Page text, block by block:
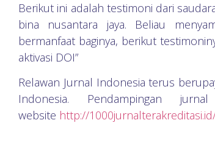
Berikut ini adalah testimoni dari
bina nusantara jaya. Beliau
bermanfaat baginya, berikut
aktivasi DOI”
Relawan Jurnal Indonesia terus
Indonesia. Pendampingan
website http://